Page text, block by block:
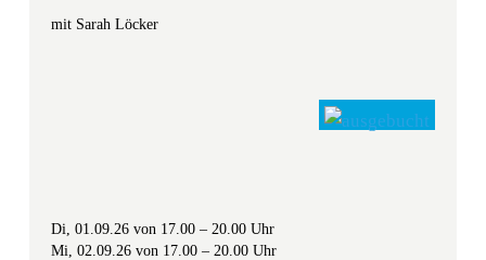
mit Sarah Löcker
Di, 01.09.26 von 17.00 – 20.00 Uhr
Mi, 02.09.26 von 17.00 – 20.00 Uhr